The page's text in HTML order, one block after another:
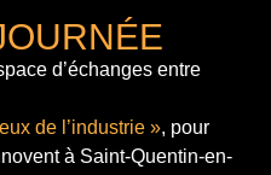
d’échanges entre
de l’industrie », pour
à Saint-Quentin-en-